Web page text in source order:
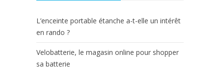
L’enceinte portable étanche a-t-elle un intérêt
en rando ?
Velobatterie, le magasin online pour shopper
sa batterie